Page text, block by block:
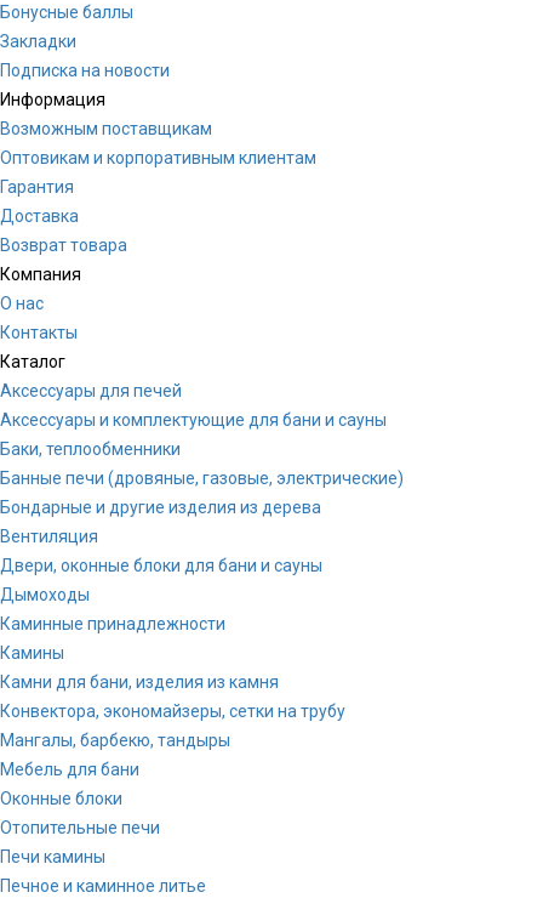
Бонусные баллы
Закладки
Подписка на новости
Информация
Возможным поставщикам
Оптовикам и корпоративным клиентам
Гарантия
Доставка
Возврат товара
Компания
О нас
Контакты
Каталог
Аксессуары для печей
Аксессуары и комплектующие для бани и сауны
Баки, теплообменники
Банные печи (дровяные, газовые, электрические)
Бондарные и другие изделия из дерева
Вентиляция
Двери, оконные блоки для бани и сауны
Дымоходы
Каминные принадлежности
Камины
Камни для бани, изделия из камня
Конвектора, экономайзеры, сетки на трубу
Мангалы, барбекю, тандыры
Мебель для бани
Оконные блоки
Отопительные печи
Печи камины
Печное и каминное литье